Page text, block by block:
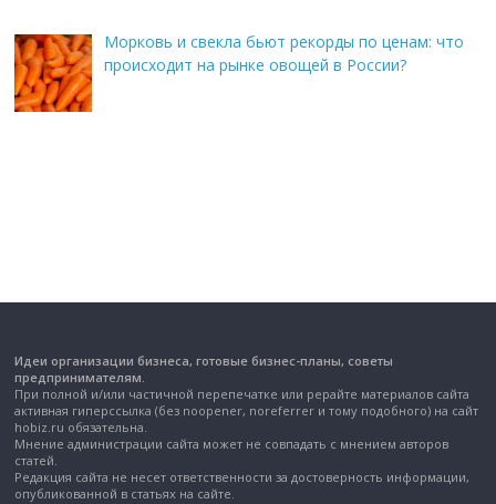
Морковь и свекла бьют рекорды по ценам: что
происходит на рынке овощей в России?
Идеи организации бизнеса, готовые бизнес-планы, советы
предпринимателям.
При полной и/или частичной перепечатке или рерайте материалов сайта
активная гиперссылка (без noopener, noreferrer и тому подобного) на сайт
hobiz.ru обязательна.
Мнение администрации сайта может не совпадать с мнением авторов
статей.
Редакция сайта не несет ответственности за достоверность информации,
опубликованной в статьях на сайте.